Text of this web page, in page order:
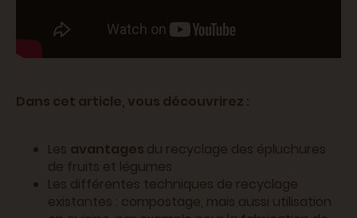
Dans cet article, vous découvrirez :
Les avantages du recyclage des épluchures
de fruits et légumes
Les différentes techniques de recyclage
existantes : compostage, mais aussi utilisation